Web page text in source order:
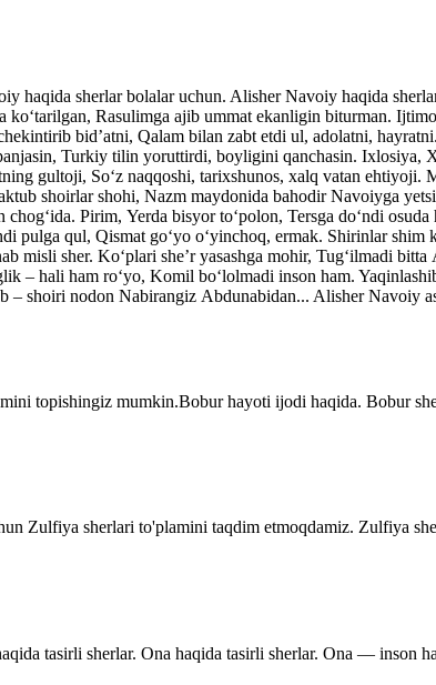
haqida sherlar bolalar uchun. Alisher Navoiy haqida
Rasulimga ajib ummat ekanligin biturman.
bid’atni, Qalam bilan zabt etdi ul, adolatni,
Turkiy tilin yoruttirdi, boyligini qanchasin. Ixlosiya,
gultoji, So‘z naqqoshi, tarixshunos, xalq vatan ehtiyoji.
shoirlar shohi, Nazm maydonida bahodir Navoiyga
Pirim, Yerda bisyor to‘polon, Tersga do‘ndi
qul, Qismat go‘yo o‘yinchoq, ermak. Shirinlar
misli sher. Ko‘plari she’r yasashga mohir, Tug‘ilmadi
– hali ham ro‘yo, Komil bo‘lolmadi inson ham.
shoiri nodon Nabirangiz Abdunabidan... Alisher Navoiy
topishingiz mumkin.Bobur hayoti ijodi haqida. Bobur
Zulfiya sherlari to'plamini taqdim etmoqdamiz. Zulfiya
tasirli sherlar. Ona haqida tasirli sherlar. Ona — inson